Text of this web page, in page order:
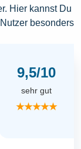
Hier kannst Du
besonders
9,5/10
sehr gut
★★★★★